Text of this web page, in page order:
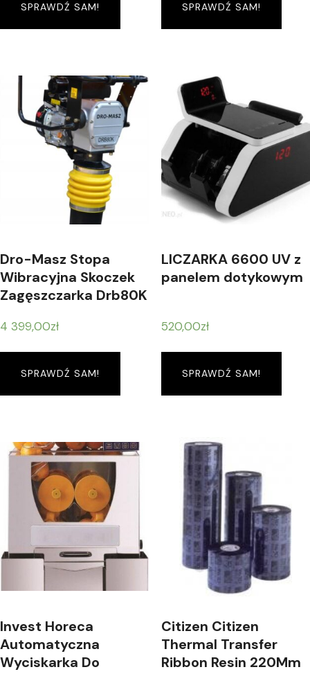
SPRAWDŹ SAM! SPRAWDŹ SAM!
Dro-Masz Stopa
Wibracyjna Skoczek
Zagęszczarka Drb80K
4 399,00zł
SPRAWDŹ SAM!
LICZARKA 6600 UV z
panelem dotykowym
520,00zł
SPRAWDŹ SAM!
Invest Horeca
Automatyczna
Wyciskarka Do
Citizen Citizen
Thermal Transfer
Ribbon Resin 220Mm